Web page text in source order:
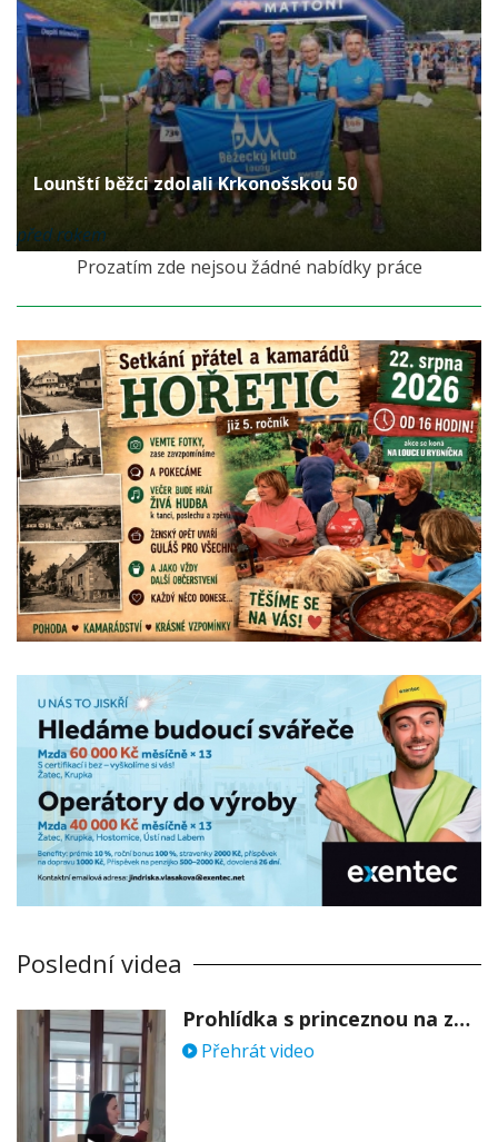
Lounští běžci zdolali Krkonošskou 50
před rokem
Prozatím zde nejsou žádné nabídky práce
Poslední videa
Prohlídka s princeznou na zámku Stekník
Přehrát video